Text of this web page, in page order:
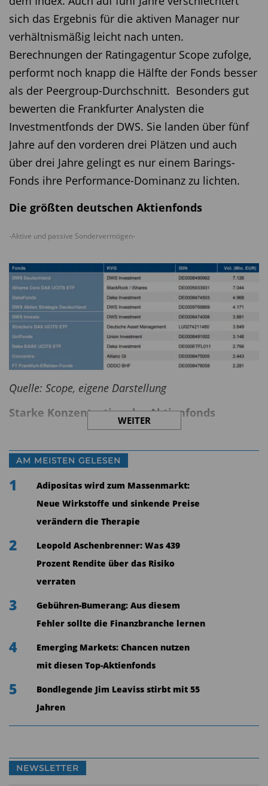
sich das Ergebnis für die aktiven Manager nur
verhältnismäßig leicht nach unten.
Berechnungen der Ratingagentur Scope zufolge,
performt noch knapp die Hälfte der Fonds besser
als der Peergroup-Durchschnitt. Besonders gut
bewerten die Frankfurter Analysten die
Investmentfonds der DWS. Sie landen über fünf
Jahre auf den vorderen drei Plätzen und auch
über drei Jahre gelingt es nur einem Barings-
Fonds ihre Performance-Dominanz zu lichten.
Die größten deutschen Aktienfonds
-Aktive und passive Sondervermögen-
Quelle: Scope, eigene Darstellung
Starke Konzentration der Aktienfonds
„Deutschen Aktienfonds“ näher angesehen und in
einer Studie die besten zehn Fonds vorgestellt.
Die Peergroup umfasst 77 Fonds mit einem
Gesamtvolumen von 57,5 Mrd. Euro. Knapp 70%
gemanagt. Die 57 aktiven Fonds, die zusammen
Kundengelder in Höhe von gut 40 Mrd. Euro
verwalten werden überwiegend von deutschen
Fondsgesellschaften angeboten. Allianz Global
Investors, Deka, DWS und Union Investment
teilen den Markt nahezu unter sich auf und
vereinen rund 40 Mrd. Euro an Kundenvermögen
DWS, entfallen davon allein 16 Mrd. Euro.
Insgesamt ist die Marktlandschaft stark
sich auf.
WEITER
AM MEISTEN GELESEN
1
Adipositas wird zum Massenmarkt:
Neue Wirkstoffe und sinkende Preise
verändern die Therapie
2
Leopold Aschenbrenner: Was 439
Prozent Rendite über das Risiko
verraten
3
Gebühren-Bumerang: Aus diesem
Fehler sollte die Finanzbranche lernen
4
Emerging Markets: Chancen nutzen
mit diesen Top-Aktienfonds
5
Bondlegende Jim Leaviss stirbt mit 55
Jahren
NEWSLETTER